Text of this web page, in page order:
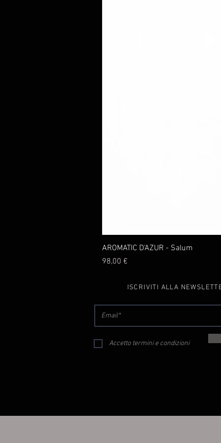
AROMATIC D'AZUR - Salum
Prezzo
98,00 €
ISCRIVITI ALLA
Accetto termini e condizioni